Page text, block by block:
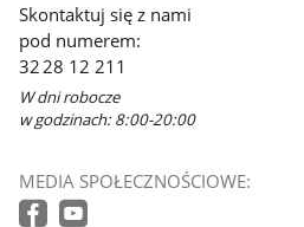
Skontaktuj się z nami
pod numerem:
32 28 12 211
W dni robocze
w godzinach: 8:00-20:00
MEDIA SPOŁECZNOŚCIOWE: